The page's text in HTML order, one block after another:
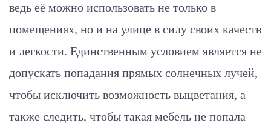
ведь её можно использовать не только в
помещениях, но и на улице в силу своих качеств
и легкости. Единственным условием является не
допускать попадания прямых солнечных лучей,
чтобы исключить возможность выцветания, а
также следить, чтобы такая мебель не попала